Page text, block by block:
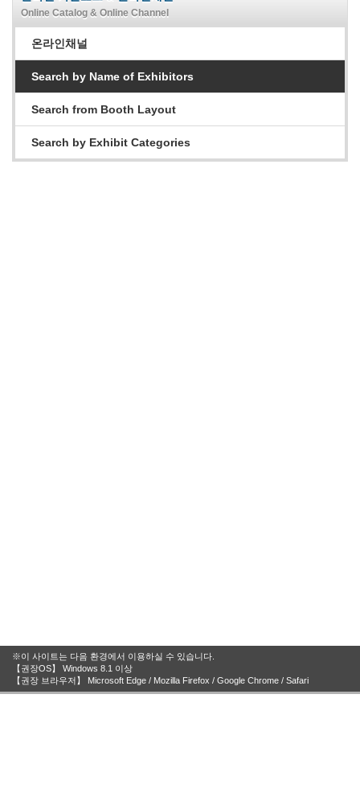
Online Catalog & Online Channel
온라인채널
Search by Name of Exhibitors
Search from Booth Layout
Search by Exhibit Categories
※이 사이트는 다음 환경에서 이용하실 수 있습니다.
【권장OS】 Windows 8.1 이상
【권장 브라우저】 Microsoft Edge / Mozilla Firefox / Google Chrome / Safari